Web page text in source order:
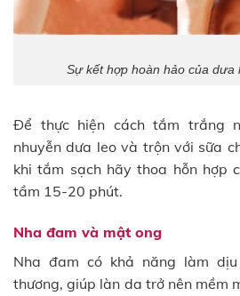
Sự kết hợp hoàn hảo của dưa
Để thực hiện cách tắm trắng
nhuyễn dưa leo và trộn với sữa
khi tắm sạch hãy thoa hỗn hợp
tầm 15-20 phút.
Nha đam và mật ong
Nha đam có khả năng làm
thương, giúp làn da trở nên mềm